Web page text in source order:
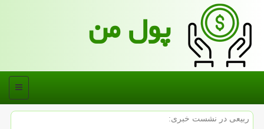
پول من
منو
ربیعی در نشست خبری: